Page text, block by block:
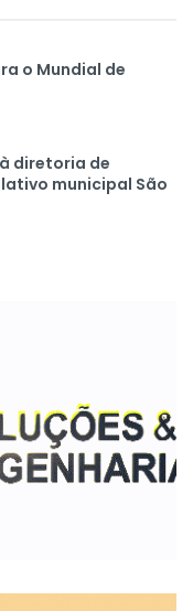
o Mundial de
diretoria de
municipal São